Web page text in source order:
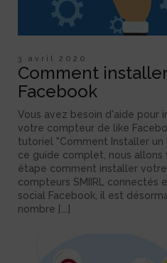
3 avril 2020
Comment
Facebook
Vous avez besoin d'aide pour
votre compteur de like
tutoriel "Comment Installer un
ce guide complet, nous
étape comment installer
compteurs SMIIRL connectés
social Facebook, il est
nombre [...]